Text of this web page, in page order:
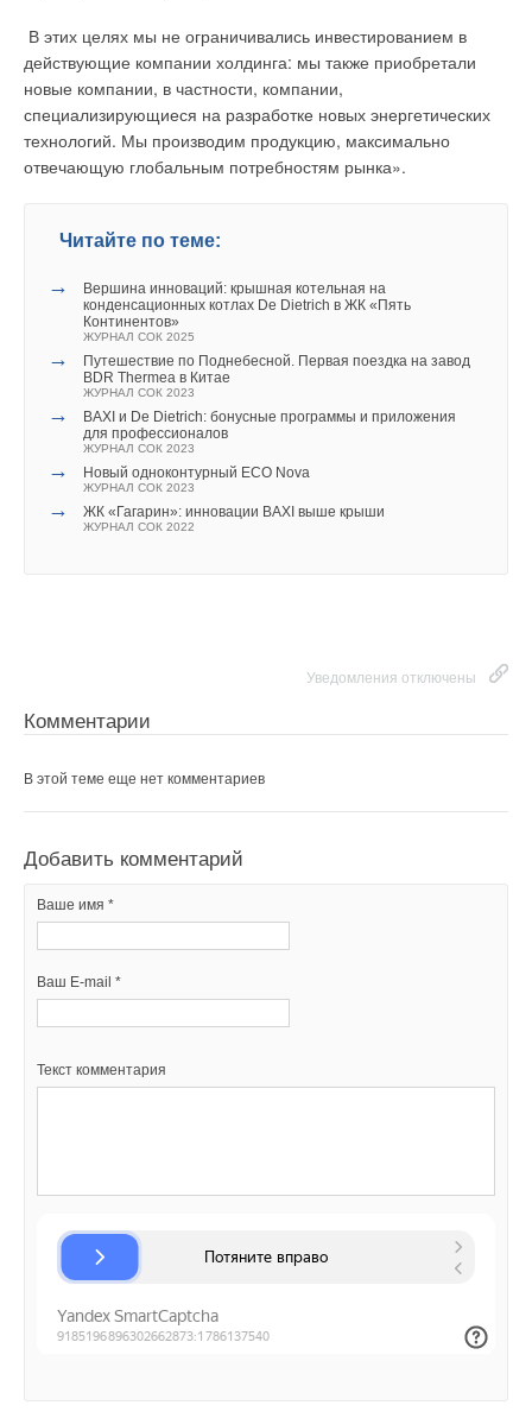
В этих целях мы не ограничивались инвестированием в
действующие компании холдинга: мы также приобретали
новые компании, в частности, компании,
специализирующиеся на разработке новых энергетических
технологий. Мы производим продукцию, максимально
отвечающую глобальным потребностям рынка».
Читайте по теме:
→
Вершина инноваций: крышная котельная на
конденсационных котлах De Dietrich в ЖК «Пять
Континентов»
ЖУРНАЛ СОК 2025
→
Путешествие по Поднебесной. Первая поездка на завод
BDR Thermea в Китае
ЖУРНАЛ СОК 2023
→
BAXI и De Dietrich: бонусные программы и приложения
для профессионалов
ЖУРНАЛ СОК 2023
→ Новый одноконтурный ECO Nova
ЖУРНАЛ СОК 2023
→ ЖК «Гагарин»: инновации BAXI выше крыши
ЖУРНАЛ СОК 2022
Уведомления отключены
Комментарии
В этой теме еще нет комментариев
Добавить комментарий
Ваше имя *
Ваш E-mail *
Текст комментария